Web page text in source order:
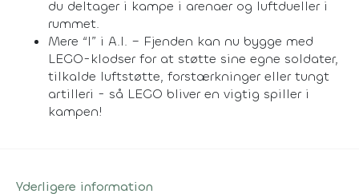
du deltager i kampe i arenaer og luftdueller i
rummet.
Mere “I” i A.I. – Fjenden kan nu bygge med
LEGO-klodser for at støtte sine egne soldater,
tilkalde luftstøtte, forstærkninger eller tungt
artilleri - så LEGO bliver en vigtig spiller i
kampen!
Yderligere information